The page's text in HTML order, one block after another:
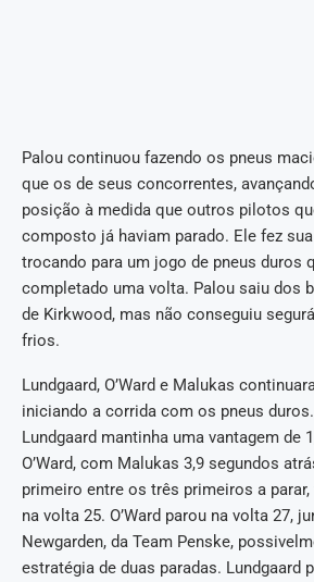
Palou continuou fazendo os pneus
que os de seus concorrentes,
posição à medida que outros pilotos
composto já haviam parado. Ele fez
trocando para um jogo de pneus duros
completado uma volta. Palou saiu dos
de Kirkwood, mas não conseguiu
frios.
Lundgaard, O’Ward e Malukas
iniciando a corrida com os pneus
Lundgaard mantinha uma vantagem de
O’Ward, com Malukas 3,9 segundos
primeiro entre os três primeiros a parar,
na volta 25. O’Ward parou na volta 27,
Newgarden, da Team Penske,
estratégia de duas paradas. Lundgaard